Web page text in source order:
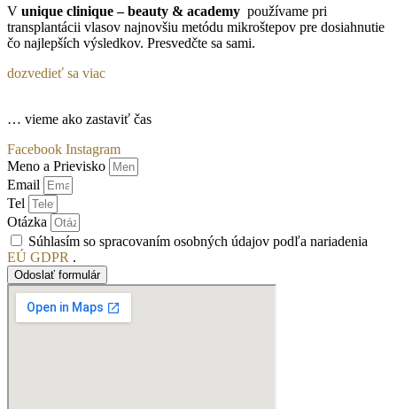
V unique clinique – beauty & academy používame pri
transplantácii vlasov najnovšiu metódu mikroštepov pre dosiahnutie
čo najlepších výsledkov. Presvedčte sa sami.
dozvedieť sa viac
… vieme ako zastaviť čas
Facebook Instagram
Meno a Prievisko
Email
Tel
Otázka
Súhlasím so spracovaním osobných údajov podľa nariadenia
EÚ GDPR .
Odoslať formulár